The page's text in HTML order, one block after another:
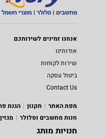
אנחנו זמינים לשירותכם
אודותינו
שירות לקוחות
ביטול עסקה
Contact Us
מפת האתר
תקנון הגנת
חנות מחשבים וסלולר
חנויות מותג